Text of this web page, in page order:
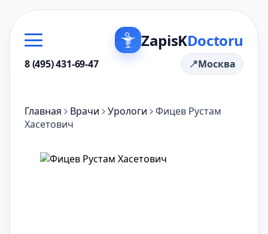
ZapisKDoctoru
8 (495) 431-69-47 Москва
Главная Врачи Урологи
Фицев Рустам
Хасетович